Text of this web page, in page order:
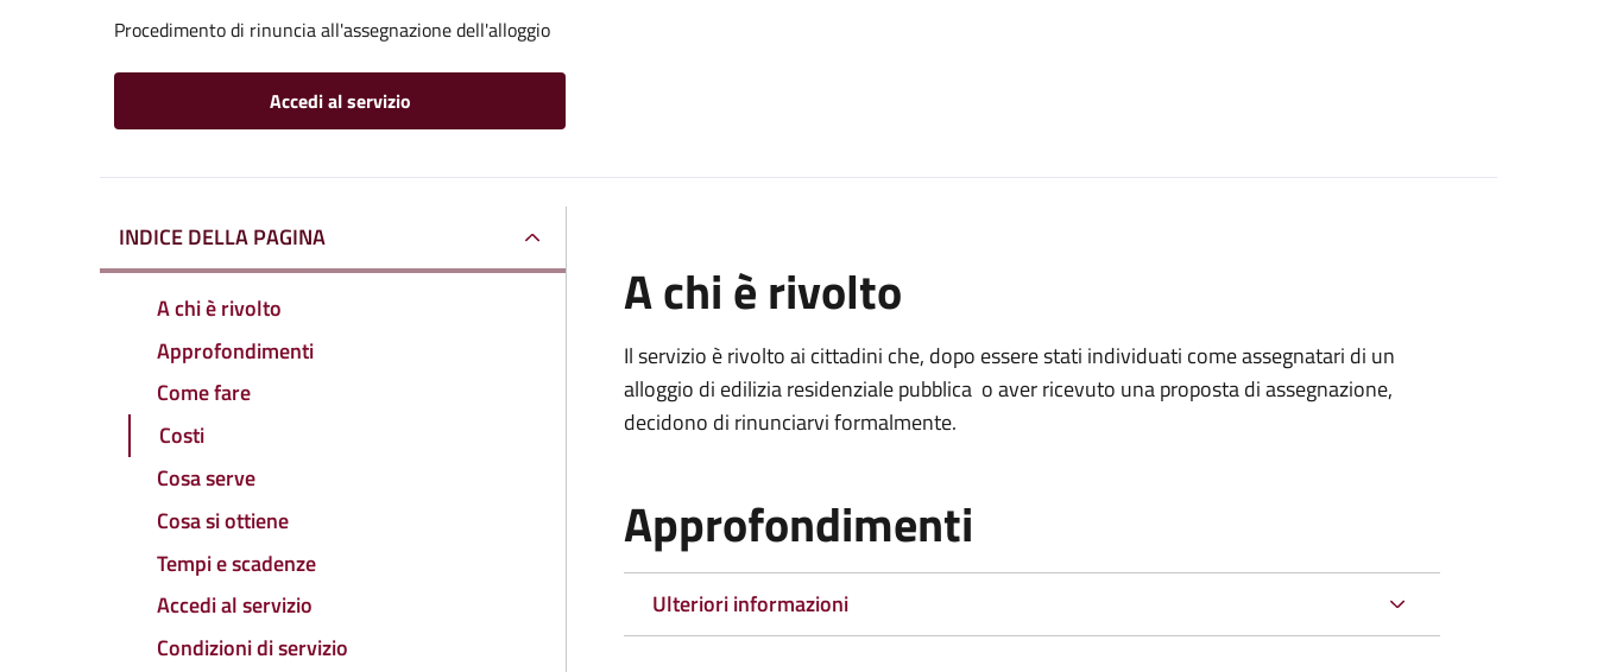
Procedimento di rinuncia all'assegnazione dell'alloggio
Accedi al servizio
INDICE DELLA PAGINA
A chi è rivolto
Approfondimenti
Come fare
Costi
Cosa serve
Cosa si ottiene
Tempi e scadenze
Accedi al servizio
Condizioni di servizio
A chi è rivolto
Il servizio è rivolto ai cittadini che, dopo essere stati individuati come assegnatari di un
alloggio di edilizia residenziale pubblica o aver ricevuto una proposta di assegnazione,
decidono di rinunciarvi formalmente.
Approfondimenti
Ulteriori informazioni